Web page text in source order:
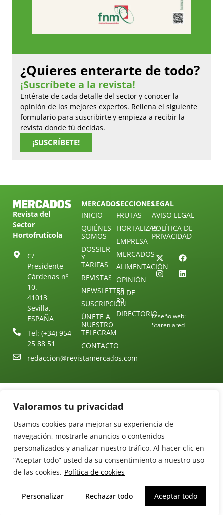
Valoramos tu privacidad
Usamos cookies para mejorar su experiencia de
navegación, mostrarle anuncios o contenidos
personalizados y analizar nuestro tráfico. Al hacer clic en
“Aceptar todo” usted da su consentimiento a nuestro uso
de las cookies. Política de cookies
Personalizar Rechazar todo Aceptar todo
¿Quieres enterarte de todo?
¡Suscríbete a la revista!
Entérate de cada detalle del sector y conocer la
opinión de los mejores expertos. Rellena el siguiente
formulario para suscribirte y empieza a recibir la
revista donde tú decidas.
¡SUSCRÍBETE!
Revista del
Sector
Hortofrutícola
C/
Presidente
Cárdenas nº
10.
41013
Sevilla.
ESPAÑA
Tel: (+34) 954
25 88 51
redaccion@revistamercados.com
MERCADOS
INICIO
QUIÉNES
SOMOS
DOSSIER
Y
TARIFAS
REVISTAS
NEWSLETTER
SUSCRIPCIÓN
ÚNETE A
NUESTRO
TELEGRAM
CONTACTO
SECCIONES
FRUTAS
HORTALIZAS
EMPRESA
MERCADOS
ALIMENTACIÓN
OPINIÓN
30 DE
30
DIRECTORIO
LEGAL
AVISO LEGAL
POLÍTICA DE
PRIVACIDAD
Diseño web:
Starenlared